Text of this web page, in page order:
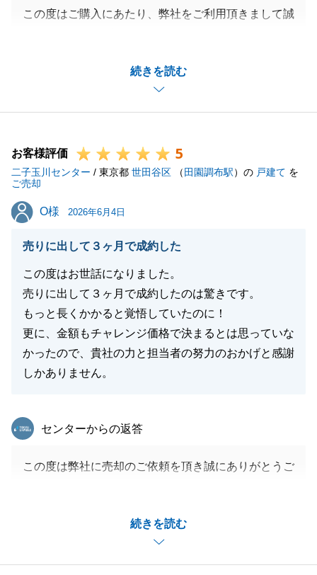
続きを読む
この度はご購入にあたり、弊社をご利用頂きまして誠
られましたこと、重ねて御礼申し上げます。
書類の手配やお手続きなど、ご不便をおかけすること
もあったかと存じますが、このような大切なご縁をい
変光栄です。
また、お困り事がございましたら、どんな些細なこと
でも構いません、お気軽にご連絡下さいませ。
今後とも末永くよろしくお願い申し上げます。
閉じる
お客様評価 5
二子玉川センター / 東京都 世田谷区 （ 田園調布駅）の 戸建て を
ご売却
O様
O様 2026年6月4日
売りに出して３ヶ月で成約した
この度はお世話になりました。
売りに出して３ヶ月で成約したのは驚きです。
もっと長くかかると覚悟していたのに！
更に、金額もチャレンジ価格で決まるとは思っていな
かったので、貴社の力と担当者の努力のおかげと感謝
しかありません。
続きを読む
東急リバブル
センターからの返答
この度は弊社に売却のご依頼を頂き誠にありがとうご
お引渡を迎えられましたのも、O様のご尽力を頂いた
大変思い入れのあるお家を取引させて頂き本当に感謝